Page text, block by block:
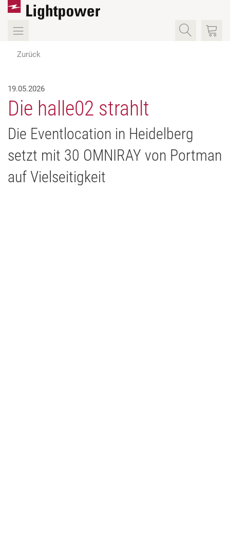
Zurück
19.05.2026
Die halle02 strahlt
Die Eventlocation in Heidelberg
setzt mit 30 OMNIRAY von Portman
auf Vielseitigkeit